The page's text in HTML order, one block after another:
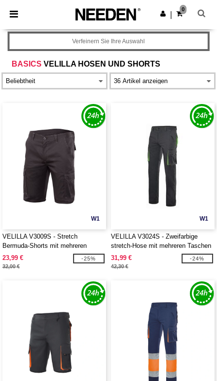
× Needen App
Bessere Preise in der App!
App holen
0
BASICS VELILLA HOSEN UND SHORTS
Verfeinern Sie Ihre Auswahl
W1
VELILLA V3009S - Stretch
Bermuda-Shorts mit mehreren
Taschen
23,99 €
32,00 €
-25%
W1
VELILLA V3024S - Zweifarbige
stretch-Hose mit mehreren Taschen
31,99 €
42,30 €
-24%